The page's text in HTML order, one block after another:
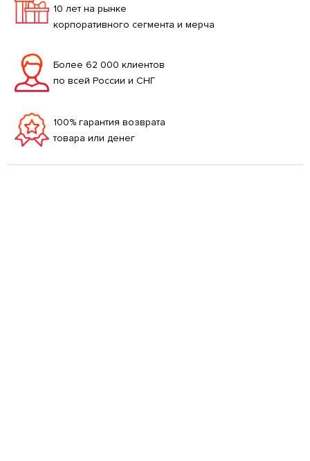
10 лет на рынке
корпоративного сегмента и мерча
Более 62 000 клиентов
по всей России и СНГ
100% гарантия возврата
товара или денег